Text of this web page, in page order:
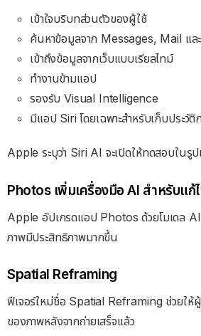
เข้าใจบริบทส่วนตัวของผู้ใช้
ค้นหาข้อมูลจาก Messages, Mail แล
เข้าถึงข้อมูลจากเว็บแบบเรียลไทม์
ทำงานข้ามแอป
รองรับ Visual Intelligence
มีแอป Siri โดยเฉพาะสำหรับเก็บประวั
Apple ระบุว่า Siri AI จะเปิดให้ทดสอบใน
Photos เพิ่มเครื่องมือ AI สำหรับแก้
Apple อัปเกรดแอป Photos ด้วยโมเดล
ภาพมีประสิทธิภาพมากขึ้น
Spatial Reframing
ฟีเจอร์ใหม่ชื่อ Spatial Reframing ช่วยให้
ของภาพหลังจากถ่ายเสร็จแล้ว